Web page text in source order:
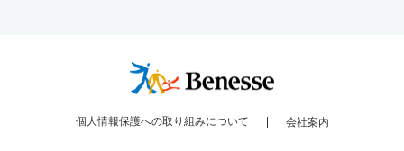
個人情報保護への取り組みについて 会社案内